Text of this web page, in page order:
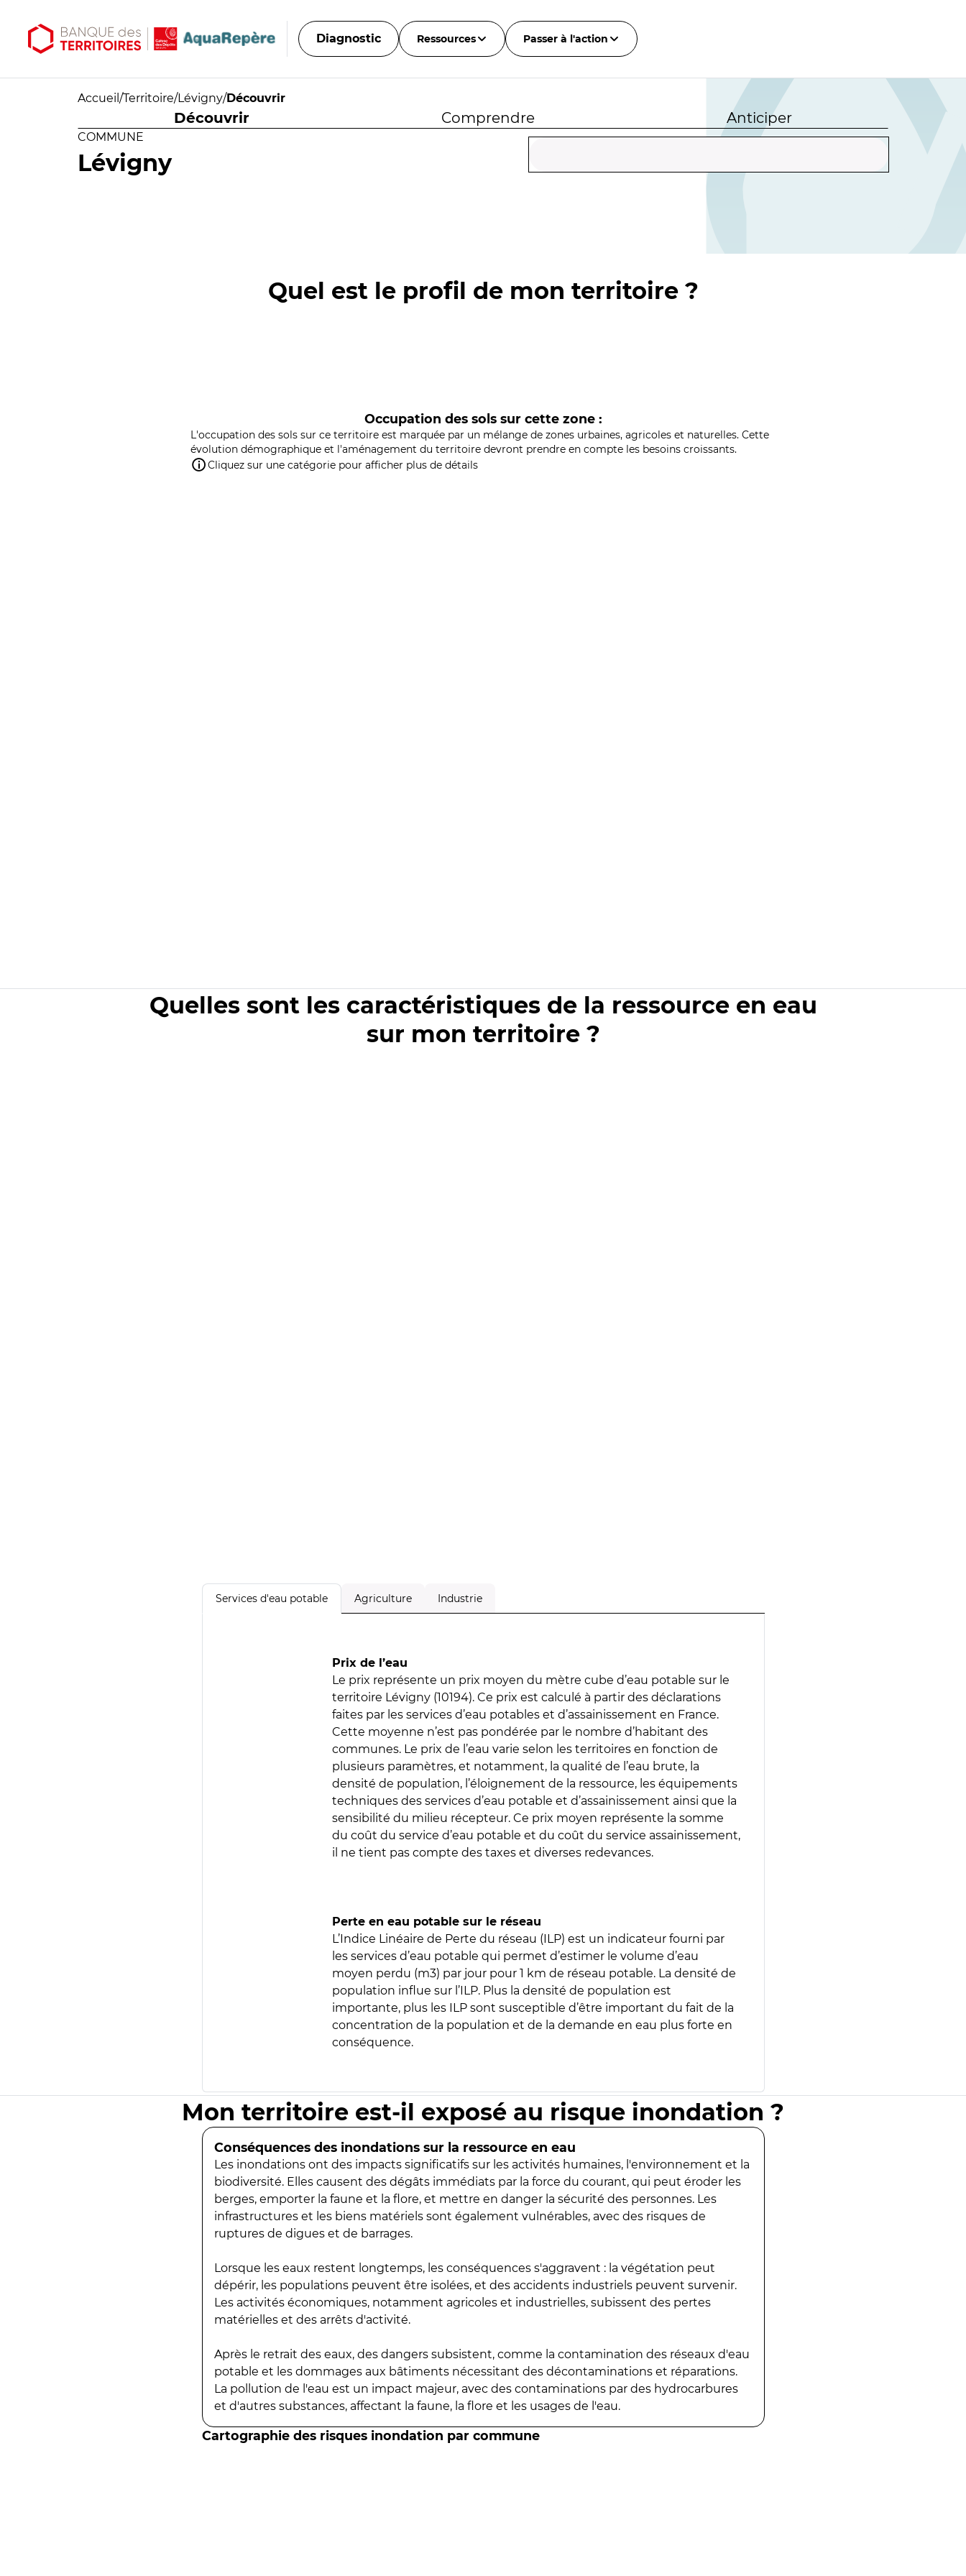
Diagnostic Ressources Passer à l'action
Accueil /Territoire/Lévigny/Découvrir
Découvrir Comprendre Anticiper
COMMUNE
Lévigny
Quel est le profil de mon territoire ?
Occupation des sols sur cette zone :
L'occupation des sols sur ce territoire est marquée par un mélange de zones urbaines, agricoles et naturelles. Cette
évolution démographique et l'aménagement du territoire devront prendre en compte les besoins croissants.
Cliquez sur une catégorie pour afficher plus de détails
Quelles sont les caractéristiques de la ressource en eau
sur mon territoire ?
Services d'eau potable Agriculture Industrie
Prix de l’eau
Le prix représente un prix moyen du mètre cube d’eau potable sur le
territoire Lévigny (10194). Ce prix est calculé à partir des déclarations
faites par les services d’eau potables et d’assainissement en France.
Cette moyenne n’est pas pondérée par le nombre d’habitant des
communes. Le prix de l’eau varie selon les territoires en fonction de
plusieurs paramètres, et notamment, la qualité de l’eau brute, la
densité de population, l’éloignement de la ressource, les équipements
techniques des services d’eau potable et d’assainissement ainsi que la
sensibilité du milieu récepteur. Ce prix moyen représente la somme
du coût du service d’eau potable et du coût du service assainissement,
il ne tient pas compte des taxes et diverses redevances.
Perte en eau potable sur le réseau
L’Indice Linéaire de Perte du réseau (ILP) est un indicateur fourni par
les services d’eau potable qui permet d’estimer le volume d’eau
moyen perdu (m3) par jour pour 1 km de réseau potable. La densité de
population influe sur l’ILP. Plus la densité de population est
importante, plus les ILP sont susceptible d’être important du fait de la
concentration de la population et de la demande en eau plus forte en
conséquence.
Mon territoire est-il exposé au risque inondation ?
Conséquences des inondations sur la ressource en eau
Les inondations ont des impacts significatifs sur les activités humaines, l'environnement et la
biodiversité. Elles causent des dégâts immédiats par la force du courant, qui peut éroder les
berges, emporter la faune et la flore, et mettre en danger la sécurité des personnes. Les
infrastructures et les biens matériels sont également vulnérables, avec des risques de
ruptures de digues et de barrages.
Lorsque les eaux restent longtemps, les conséquences s'aggravent : la végétation peut
dépérir, les populations peuvent être isolées, et des accidents industriels peuvent survenir.
Les activités économiques, notamment agricoles et industrielles, subissent des pertes
matérielles et des arrêts d'activité.
Après le retrait des eaux, des dangers subsistent, comme la contamination des réseaux d'eau
potable et les dommages aux bâtiments nécessitant des décontaminations et réparations.
La pollution de l'eau est un impact majeur, avec des contaminations par des hydrocarbures
et d'autres substances, affectant la faune, la flore et les usages de l'eau.
Cartographie des risques inondation par commune